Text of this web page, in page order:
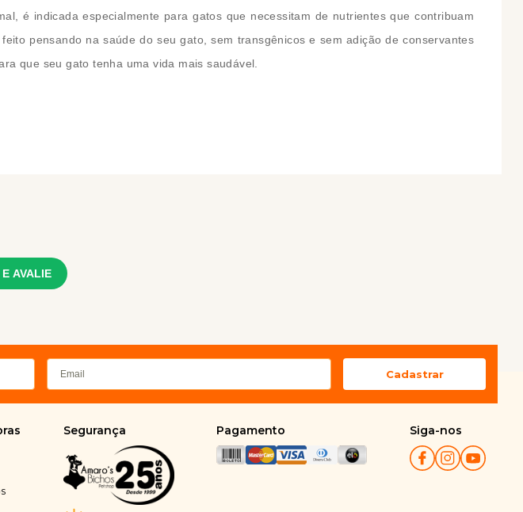
é indicada especialmente para gatos que necessitam de nutrientes que contribuam
pensando na saúde do seu gato, sem transgênicos e sem adição de conservantes
que seu gato tenha uma vida mais saudável.
AVALIE
Segurança Pagamento Siga-nos